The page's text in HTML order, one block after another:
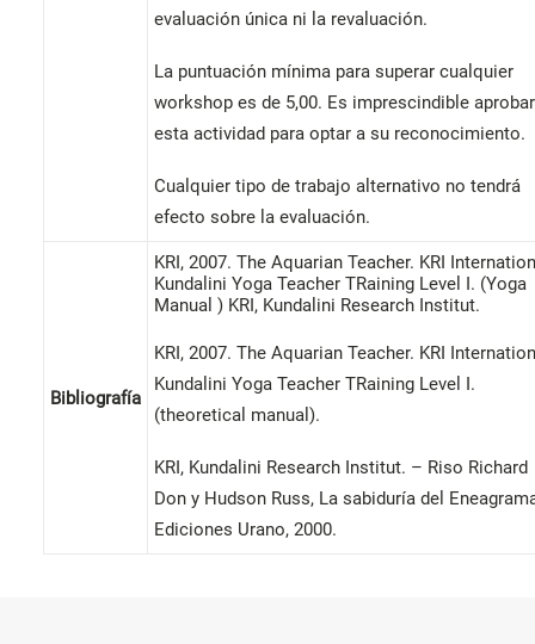
evaluación única ni la revaluación.
La puntuación mínima para superar cualquier
workshop es de 5,00. Es imprescindible aprobar
esta actividad para optar a su reconocimiento.
Cualquier tipo de trabajo alternativo no tendrá
efecto sobre la evaluación.
Bibliografía
KRI, 2007. The Aquarian Teacher. KRI
Kundalini Yoga Teacher TRaining Level I. (Yoga
Manual ) KRI, Kundalini Research Institut.
KRI, 2007. The Aquarian Teacher. KRI
Kundalini Yoga Teacher TRaining Level I.
(theoretical manual).
KRI, Kundalini Research Institut. – Riso Richard
Don y Hudson Russ, La sabiduría del
Ediciones Urano, 2000.